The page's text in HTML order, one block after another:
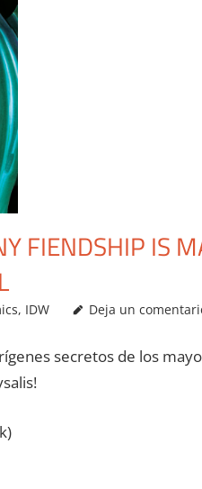
FIENDSHIP IS
Banana
, IDW Deja un
secretos de los